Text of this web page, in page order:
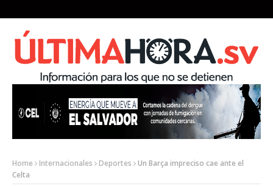
Home Internacionales Deportes
Un Barça impreciso cae ante el
Celta